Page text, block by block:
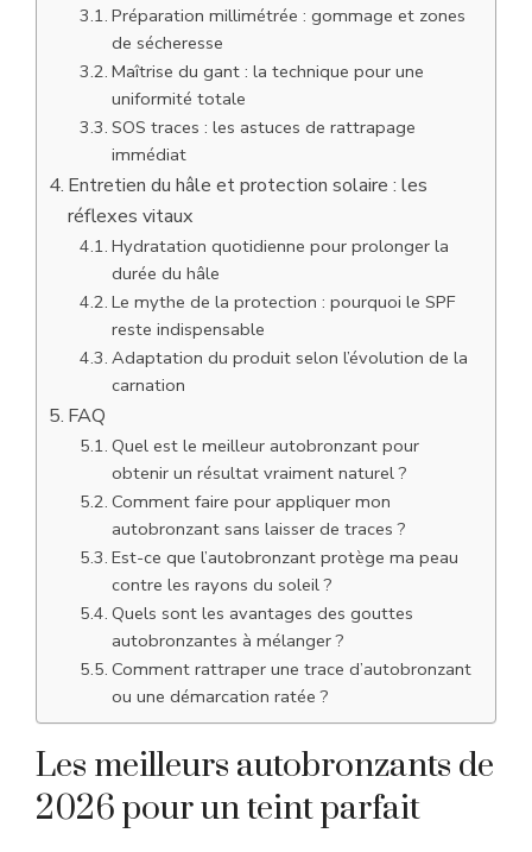
Préparation millimétrée : gommage et zones
de sécheresse
Maîtrise du gant : la technique pour une
uniformité totale
SOS traces : les astuces de rattrapage
immédiat
Entretien du hâle et protection solaire : les
réflexes vitaux
Hydratation quotidienne pour prolonger la
durée du hâle
Le mythe de la protection : pourquoi le SPF
reste indispensable
Adaptation du produit selon l’évolution de la
carnation
FAQ
Quel est le meilleur autobronzant pour
obtenir un résultat vraiment naturel ?
Comment faire pour appliquer mon
autobronzant sans laisser de traces ?
Est-ce que l’autobronzant protège ma peau
contre les rayons du soleil ?
Quels sont les avantages des gouttes
autobronzantes à mélanger ?
Comment rattraper une trace d’autobronzant
ou une démarcation ratée ?
Les meilleurs autobronzants de
2026 pour un teint parfait